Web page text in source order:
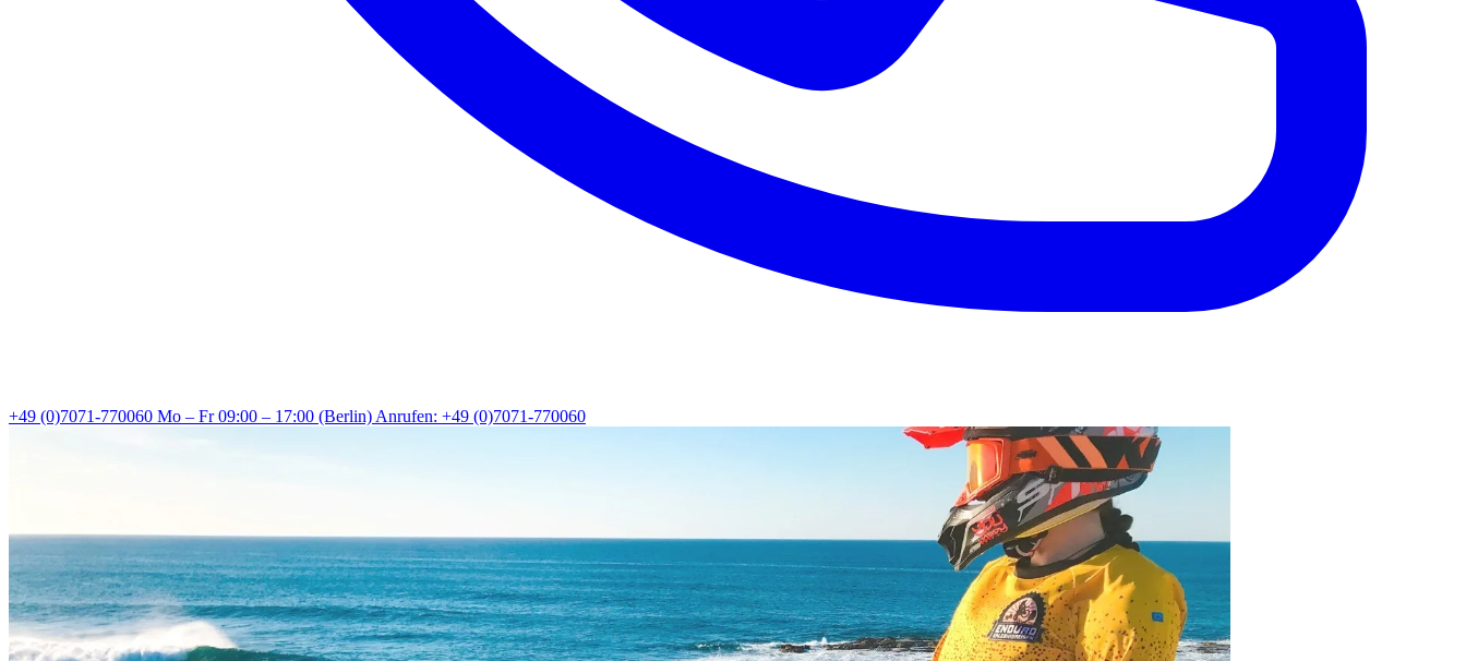
+49 (0)7071-770060 Mo – Fr 09:00 – 17:00 (Berlin) Anrufen: +49 (0)7071-770060